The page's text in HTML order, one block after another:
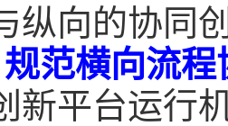
纵向的协同
范横向流程
新平台运行